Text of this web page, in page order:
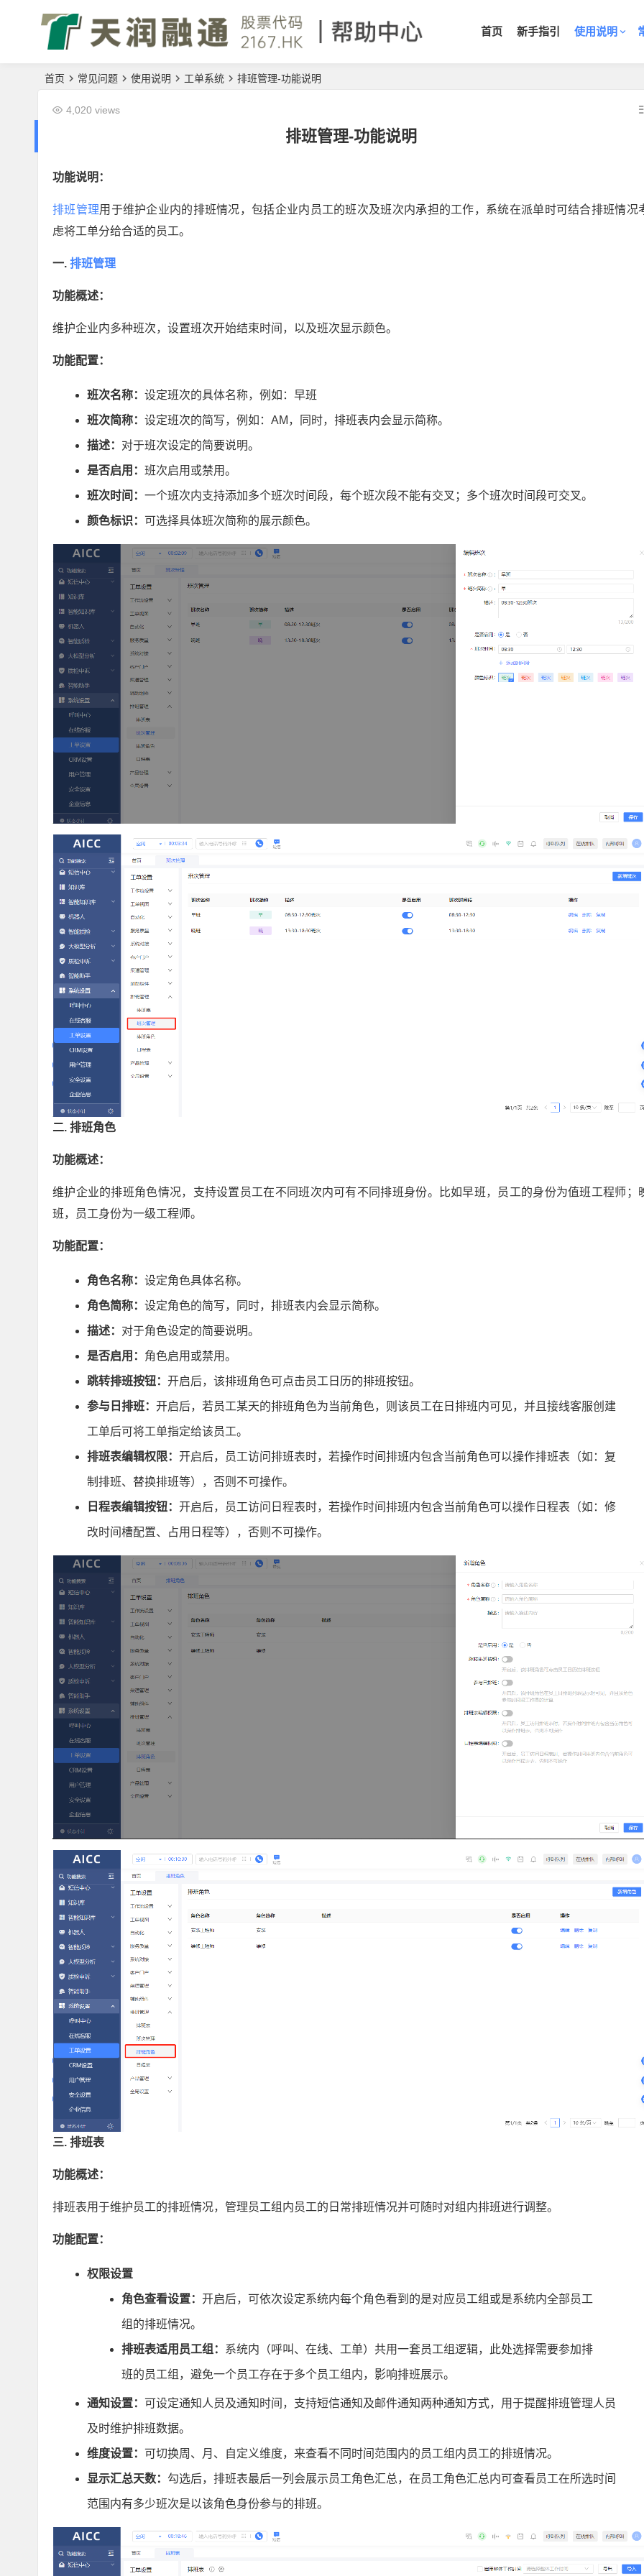
首页 新手指引 使用说明
首页 常见问题 使用说明 工单系统 排班管理-功能说明
排班管理-功能说明
4,020 views
功能说明：
排班管理用于维护企业内的排班情况，包括企业内员工的班次及班次内承担的工作，系统在派单时可结合排班情况
虑将工单分给合适的员工。
一. 排班管理
功能概述：
维护企业内多种班次，设置班次开始结束时间，以及班次显示颜色。
功能配置：
班次名称： 设定班次的具体名称，例如：早班
班次简称： 设定班次的简写，例如：AM，同时，排班表内会显示简称。
描述： 对于班次设定的简要说明。
是否启用： 班次启用或禁用。
班次时间： 一个班次内支持添加多个班次时间段，每个班次段不能有交叉；多个班次时间段可交叉。
颜色标识： 可选择具体班次简称的展示颜色。
二. 排班角色
功能概述：
维护企业的排班角色情况，支持设置员工在不同班次内可有不同排班身份。比如早班，员工的身份为值班工程师；
班，员工身份为一级工程师。
功能配置：
角色名称： 设定角色具体名称。
角色简称： 设定角色的简写，同时，排班表内会显示简称。
描述： 对于角色设定的简要说明。
是否启用： 角色启用或禁用。
跳转排班按钮： 开启后，该排班角色可点击员工日历的排班按钮。
参与日排班： 开启后，若员工某天的排班角色为当前角色，则该员工在日排班内可见，并且接线客服创建
工单后可将工单指定给该员工。
排班表编辑权限： 开启后，员工访问排班表时，若操作时间排班内包含当前角色可以操作排班表（如：复
制排班、替换排班等），否则不可操作。
日程表编辑按钮： 开启后，员工访问日程表时，若操作时间排班内包含当前角色可以操作日程表（如：修
改时间槽配置、占用日程等），否则不可操作。
三. 排班表
功能概述：
排班表用于维护员工的排班情况，管理员工组内员工的日常排班情况并可随时对组内排班进行调整。
功能配置：
权限设置
角色查看设置： 开启后，可依次设定系统内每个角色看到的是对应员工组或是系统内全部员工
组的排班情况。
排班表适用员工组： 系统内（呼叫、在线、工单）共用一套员工组逻辑，此处选择需要参加排
班的员工组，避免一个员工存在于多个员工组内，影响排班展示。
通知设置： 可设定通知人员及通知时间，支持短信通知及邮件通知两种通知方式，用于提醒排班管理人员
及时维护排班数据。
维度设置： 可切换周、月、自定义维度，来查看不同时间范围内的员工组内员工的排班情况。
显示汇总天数： 勾选后，排班表最后一列会展示员工角色汇总，在员工角色汇总内可查看员工在所选时间
范围内有多少班次是以该角色身份参与的排班。